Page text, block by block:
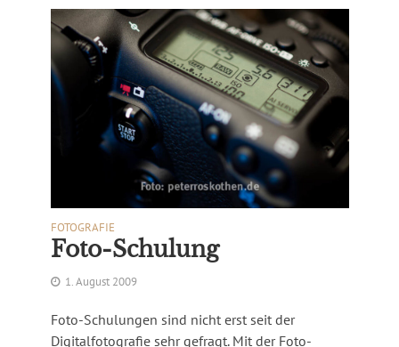
FOTOGRAFIE
Foto-Schulung
1. August 2009
Foto-Schulungen sind nicht erst seit der
Digitalfotografie sehr gefragt. Mit der Foto-